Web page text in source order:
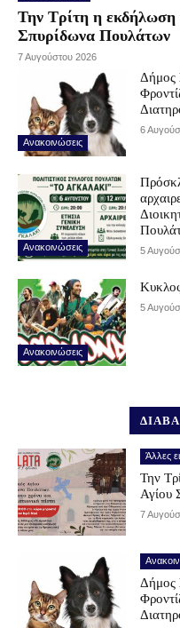
Την Τρίτη η εκδήλωση
Σπυρίδωνα Πουλάτων
7 Αυγούστου 2026
Ανακοινώσεις
Δήμος
6
Ανακοινώσεις 5
Ανακοινώσεις
5
Άλλες
Την
Αγίου
7
Δήμος